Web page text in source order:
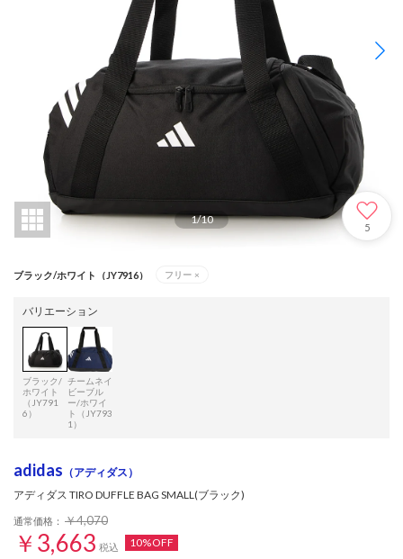
1/10
5
ブラック/ホワイト（JY7916） フリー ×
バリエーション
ブラック/
ホワイト
（JY791
6）
チームネイ
ビーブル
ー/ホワイ
ト（JY793
1）
adidas （アディダス）
アディダス TIRO DUFFLE BAG SMALL(ブラック)
通常価格： ￥4,070
￥3,663 税込 10%OFF